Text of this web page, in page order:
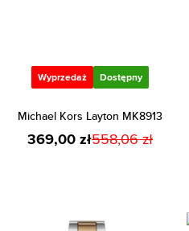
Wyprzedaż Dostępny
Michael Kors Layton MK8913
369,00 zł558,06 zł